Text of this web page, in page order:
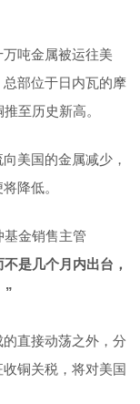
吨金属被运往美
部位于日内瓦的摩
至历史新高。
美国的金属减少，
降低。
金销售主管
是几个月内出台，
”
直接动荡之外，分
铜关税，将对美国